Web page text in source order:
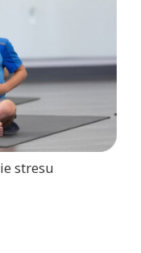
stresu